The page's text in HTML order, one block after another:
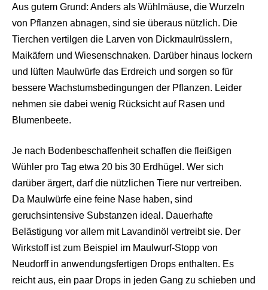
Aus gutem Grund: Anders als Wühlmäuse, die Wurzeln
von Pflanzen abnagen, sind sie überaus nützlich. Die
Tierchen vertilgen die Larven von Dickmaulrüsslern,
Maikäfern und Wiesenschnaken. Darüber hinaus lockern
und lüften Maulwürfe das Erdreich und sorgen so für
bessere Wachstumsbedingungen der Pflanzen. Leider
nehmen sie dabei wenig Rücksicht auf Rasen und
Blumenbeete.
Je nach Bodenbeschaffenheit schaffen die fleißigen
Wühler pro Tag etwa 20 bis 30 Erdhügel. Wer sich
darüber ärgert, darf die nützlichen Tiere nur vertreiben.
Da Maulwürfe eine feine Nase haben, sind
geruchsintensive Substanzen ideal. Dauerhafte
Belästigung vor allem mit Lavandinöl vertreibt sie. Der
Wirkstoff ist zum Beispiel im Maulwurf-Stopp von
Neudorff in anwendungsfertigen Drops enthalten. Es
reicht aus, ein paar Drops in jeden Gang zu schieben und